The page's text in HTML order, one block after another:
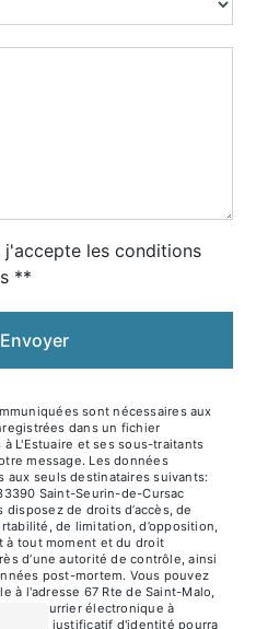
les conditions
**
Envoyer
sont nécessaires aux
dans un fichier
L'Estuaire et ses sous-traitants
message. Les données
seuls destinataires suivants:
Saint-Seurin-de-Cursac
de droits d’accès, de
de limitation, d’opposition,
à tout moment et du droit
d’une autorité de contrôle, ainsi
post-mortem. Vous pouvez
à l'adresse 67 Rte de Saint-Malo,
par courrier électronique à
Un justificatif d'identité pourra